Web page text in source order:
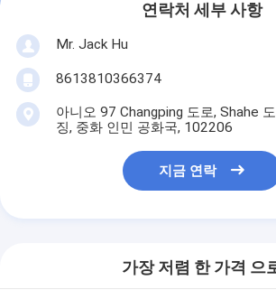
연락처 세부 사항
Mr. Jack Hu
8613810366374
아니오 97 Changping 도로, Shahe
징, 중화 인민 공화국, 102206
지금 연락
가장 저렴 한 가격 으